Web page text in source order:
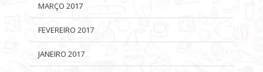
MARÇO 2017
FEVEREIRO 2017
JANEIRO 2017